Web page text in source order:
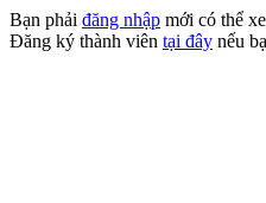
Bạn phải đăng nhập mới có thể
Đăng ký thành viên tại đây nếu